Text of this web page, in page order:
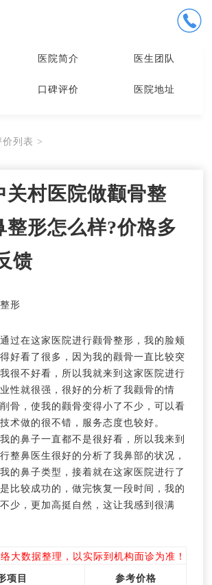
医院简介 医生团队
口碑评价 医院地址
价列表 >
关村医院做颧骨整
整形怎么样?价格多
馈
形
过在这家医院进行颧骨整形，我的脸颊
好看了很多，因为我的颧骨一直比较突
很不好看，所以我就来到这家医院进行
性就很强，很好的分析了我颧骨的情
骨，使我的颧骨变得小了不少，可以看
术做的很不错，服务态度也较好。
的鼻子一直都不是很好看，所以我来到
整鼻医生很好的分析了我鼻部的状况，
的鼻子类型，接着就在这家医院进行了
比较成功的，做完恢复一段时间，我的
少，更加高挺自然，这让我感到很满
大数据整理，以实际到机构面诊为准！
项目
参考价格